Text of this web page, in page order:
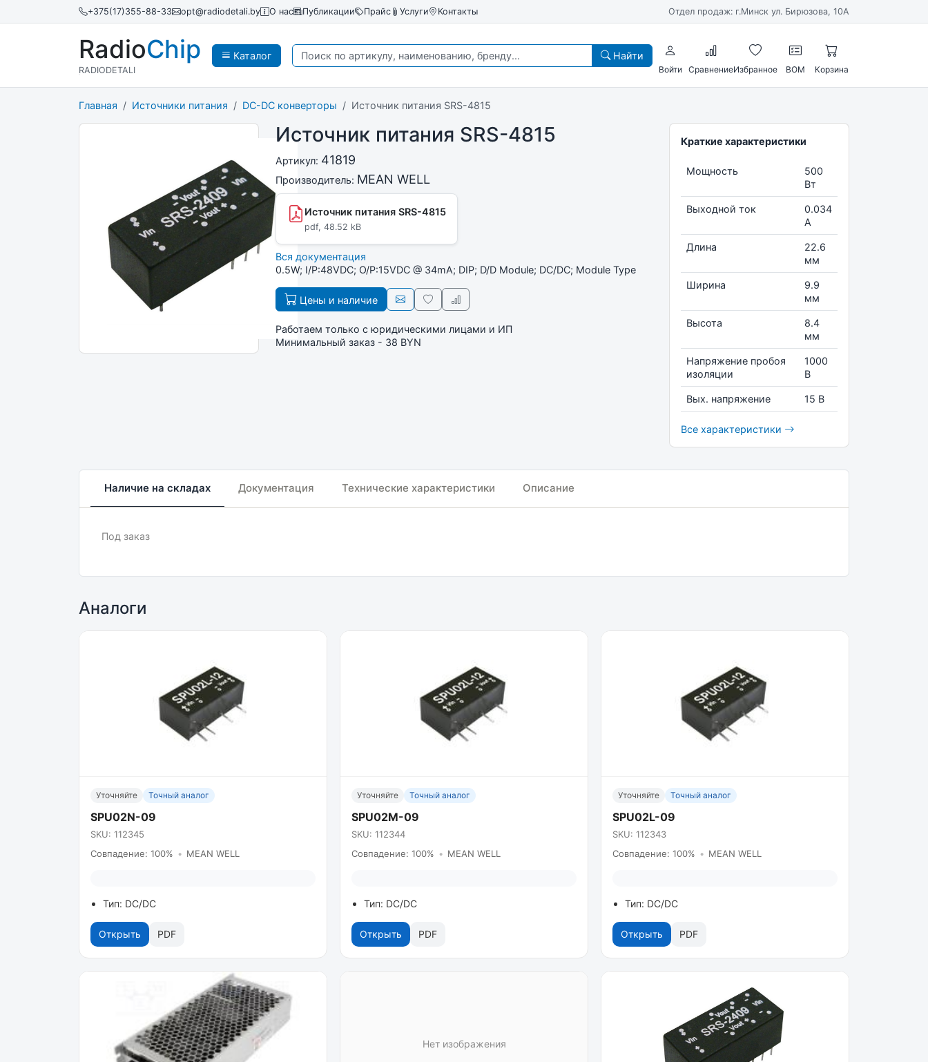
+375(17)355-88-33 opt@radiodetali.by О нас Публикации Прайс Услуги Контакты Отдел продаж: г.Минск ул. Бирюзова, 10А
Каталог
RadioChip
RADIODETALI
Найти
Войти СравнениеИзбранное BOM Корзина
Главная Источники питания DC-DC конверторы Источник питания SRS-4815
Источник питания SRS-4815
Артикул: 41819
Производитель: MEAN WELL
Источник питания SRS-4815
pdf, 48.52 kB
Вся документация
0.5W; I/P:48VDC; O/P:15VDC @ 34mA; DIP; D/D Module; DC/DC; Module Type
Цены и наличие
Работаем только с юридическими лицами и ИП
Минимальный заказ - 38 BYN
Краткие характеристики
Мощность
500
Вт
Выходной ток
0.034
А
Длина
22.6
мм
Ширина
9.9
мм
Высота
8.4
мм
Напряжение пробоя
изоляции
1000
В
Вых. напряжение 15 В
Все характеристики
Наличие на складах Документация Технические характеристики Описание
Под заказ
Аналоги
Уточняйте Точный аналог
SPU02N-09
SKU: 112345
Совпадение: 100% • MEAN WELL
Тип: DC/DC
Открыть PDF
Уточняйте Точный аналог
SPU02M-09
SKU: 112344
Совпадение: 100% • MEAN WELL
Тип: DC/DC
Открыть PDF
Уточняйте Точный аналог
SPU02L-09
SKU: 112343
Совпадение: 100% • MEAN WELL
Тип: DC/DC
Открыть PDF
Нет изображения